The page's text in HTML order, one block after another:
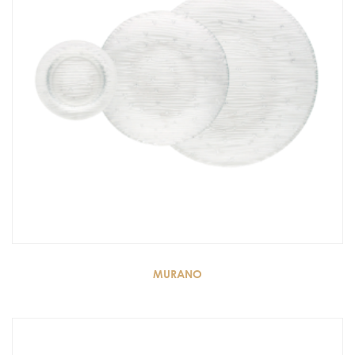
MURANO